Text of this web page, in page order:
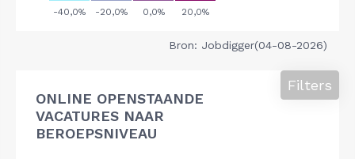
Bron: Jobdigger(04-08-2026)
ONLINE OPENSTAANDE
VACATURES NAAR
BEROEPSNIVEAU
Filters